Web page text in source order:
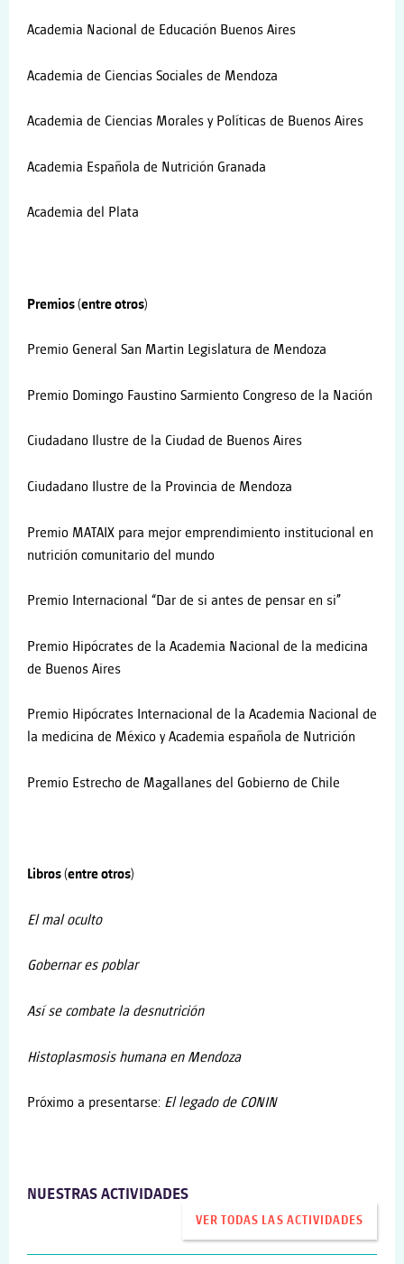
Academia Nacional de Educación Buenos Aires
Academia de Ciencias Sociales de Mendoza
Academia de Ciencias Morales y Políticas de Buenos Aires
Academia Española de Nutrición Granada
Academia del Plata
Premios (entre otros)
Premio General San Martin Legislatura de Mendoza
Premio Domingo Faustino Sarmiento Congreso de la Nación
Ciudadano Ilustre de la Ciudad de Buenos Aires
Ciudadano Ilustre de la Provincia de Mendoza
Premio MATAIX para mejor emprendimiento institucional en
nutrición comunitario del mundo
Premio Internacional “Dar de si antes de pensar en si”
Premio Hipócrates de la Academia Nacional de la medicina
de Buenos Aires
Premio Hipócrates Internacional de la Academia Nacional de
la medicina de México y Academia española de Nutrición
Premio Estrecho de Magallanes del Gobierno de Chile
Libros (entre otros)
El mal oculto
Gobernar es poblar
Así se combate la desnutrición
Histoplasmosis humana en Mendoza
Próximo a presentarse: El legado de CONIN
NUESTRAS ACTIVIDADES
VER TODAS LAS ACTIVIDADES